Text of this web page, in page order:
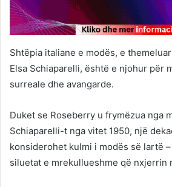
Shtëpia italiane e modës, e
Elsa Schiaparelli, është e njohur për
surreale dhe avangarde.
Duket se Roseberry u frymëzua nga
Schiaparelli-t nga vitet 1950, një
konsiderohet kulmi i modës së lartë
siluetat e mrekullueshme që nxjerrin